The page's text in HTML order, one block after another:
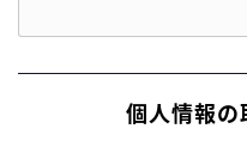
個人情報の